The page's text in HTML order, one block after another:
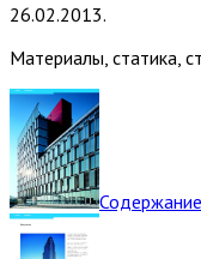
26.02.2013.
Материалы, статика,
Содержание